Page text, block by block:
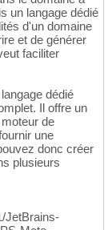
un langage dédié
d'un domaine
et de générer
faciliter
dédié
Il offre un
de
une
donc créer
plusieurs
JetBrains-